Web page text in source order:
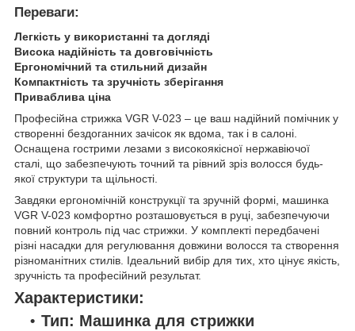
Переваги:
Легкість у використанні та догляді
Висока надійність та довговічність
Ергономічний та стильний дизайн
Компактність та зручність зберігання
Приваблива ціна
Професійна стрижка VGR V-023 – це ваш надійний помічник у
створенні бездоганних зачісок як вдома, так і в салоні.
Оснащена гострими лезами з високоякісної нержавіючої
сталі, що забезпечують точний та рівний зріз волосся будь-
якої структури та щільності.
Завдяки ергономічній конструкції та зручній формі, машинка
VGR V-023 комфортно розташовується в руці, забезпечуючи
повний контроль під час стрижки. У комплекті передбачені
різні насадки для регулювання довжини волосся та створення
різноманітних стилів. Ідеальний вибір для тих, хто цінує якість,
зручність та професійний результат.
Характеристики:
Тип: Машинка для стрижки